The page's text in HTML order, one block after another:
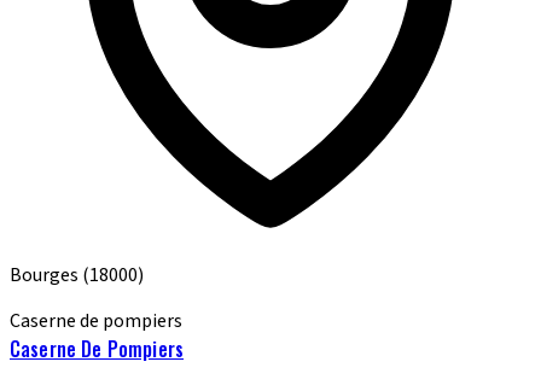
Bourges (18000)
Caserne de pompiers
Caserne De Pompiers